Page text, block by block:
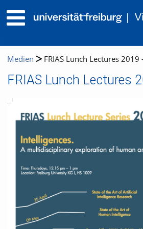
Medien FRIAS Lunch Lectures